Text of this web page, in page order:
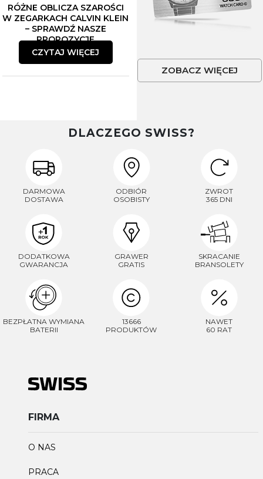
RÓŻNE OBLICZA SZAROŚCI
W ZEGARKACH CALVIN KLEIN
– SPRAWDŹ NASZE
PROPOZYCJE
CZYTAJ WIĘCEJ
ZOBACZ WIĘCEJ
DLACZEGO SWISS?
DARMOWA
DOSTAWA
ODBIÓR
OSOBISTY
ZWROT
365 DNI
DODATKOWA
GWARANCJA
GRAWER
GRATIS
SKRACANIE
BRANSOLETY
BEZPŁATNA WYMIANA
BATERII
13666
PRODUKTÓW
NAWET
60 RAT
FIRMA
O NAS
PRACA